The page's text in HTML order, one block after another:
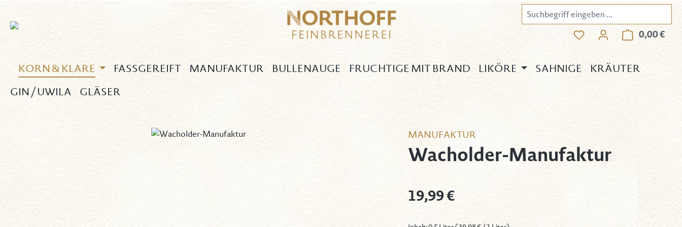
Du hast 0 Produkte auf
0,00 €
KORN & KLARE FASSGEREIFT MANUFAKTUR BULLENAUGE FRUCHTIGE MIT BRAND LIKÖRE SAHNIGE
KRÄUTER
GIN / UWILA
GLÄSER
MANUFAKTUR
Wacholder-Manufaktur
Regulärer Preis:
19,99 €